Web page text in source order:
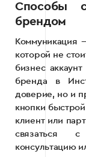
Способы
брендом
Коммуникация
которой не
бизнес
бренда в
доверие, но и
кнопки
клиент или
связаться
консультацию